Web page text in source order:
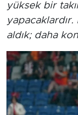
yüksek bir
aldık; daha